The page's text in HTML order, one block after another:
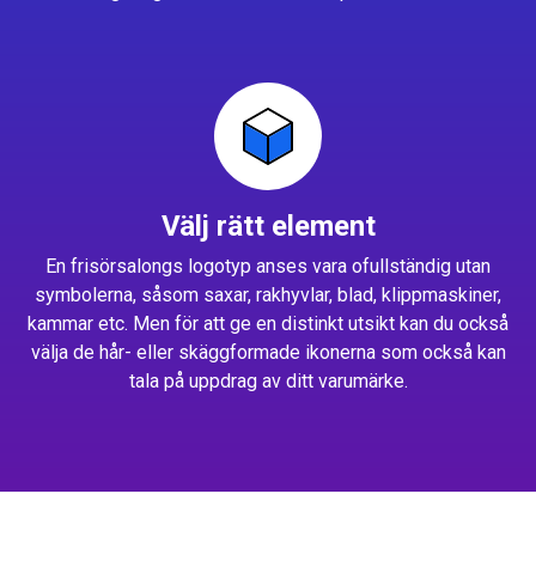
Välj rätt element
En frisörsalongs logotyp anses vara ofullständig utan
symbolerna, såsom saxar, rakhyvlar, blad, klippmaskiner,
kammar etc. Men för att ge en distinkt utsikt kan du också
välja de hår- eller skäggformade ikonerna som också kan
tala på uppdrag av ditt varumärke.